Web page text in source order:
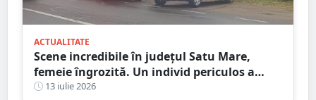
ACTUALITATE
Scene incredibile în județul Satu Mare,
femeie îngrozită. Un individ periculos a
făcut praf Codul Penal
13 iulie 2026